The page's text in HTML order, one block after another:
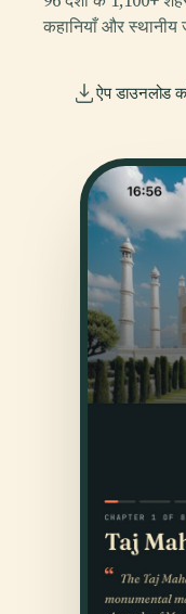
कहानियाँ और
ऐप डाउनलोड